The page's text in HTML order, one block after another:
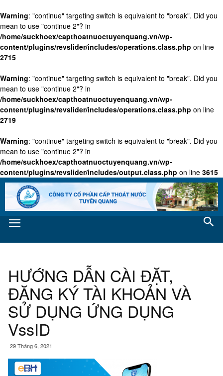
Warning: "continue" targeting switch is equivalent to "break". Did you
mean to use "continue 2"? in
/home/suckhoex/capthoatnuoctuyenquang.vn/wp-
content/plugins/revslider/includes/operations.class.php on line
2715
Warning: "continue" targeting switch is equivalent to "break". Did you
mean to use "continue 2"? in
/home/suckhoex/capthoatnuoctuyenquang.vn/wp-
content/plugins/revslider/includes/operations.class.php on line
2719
Warning: "continue" targeting switch is equivalent to "break". Did you
mean to use "continue 2"? in
/home/suckhoex/capthoatnuoctuyenquang.vn/wp-
content/plugins/revslider/includes/output.class.php on line 3615
HƯỚNG DẪN CÀI ĐẶT,
ĐĂNG KÝ TÀI KHOẢN VÀ
SỬ DỤNG ỨNG DỤNG
VssID
29 Tháng 6, 2021